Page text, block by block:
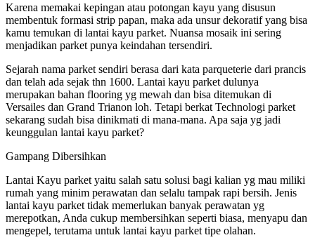
Karena memakai kepingan atau potongan kayu yang disusun
membentuk formasi strip papan, maka ada unsur dekoratif yang bisa
kamu temukan di lantai kayu parket. Nuansa mosaik ini sering
menjadikan parket punya keindahan tersendiri.
Sejarah nama parket sendiri berasa dari kata parqueterie dari prancis
dan telah ada sejak thn 1600. Lantai kayu parket dulunya
merupakan bahan flooring yg mewah dan bisa ditemukan di
Versailes dan Grand Trianon loh. Tetapi berkat Technologi parket
sekarang sudah bisa dinikmati di mana-mana. Apa saja yg jadi
keunggulan lantai kayu parket?
Gampang Dibersihkan
Lantai Kayu parket yaitu salah satu solusi bagi kalian yg mau miliki
rumah yang minim perawatan dan selalu tampak rapi bersih. Jenis
lantai kayu parket tidak memerlukan banyak perawatan yg
merepotkan, Anda cukup membersihkan seperti biasa, menyapu dan
mengepel, terutama untuk lantai kayu parket tipe olahan.